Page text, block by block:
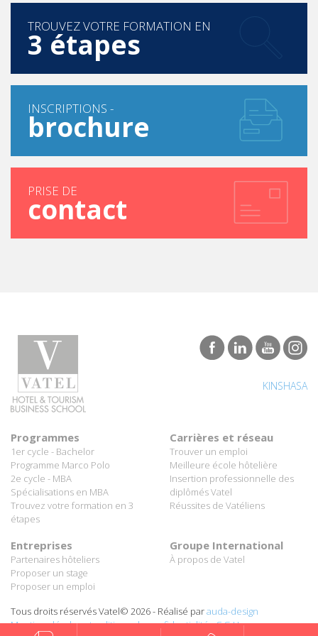
TROUVEZ VOTRE FORMATION EN
3 étapes
INSCRIPTIONS -
brochure
PRISE DE
contact
KINSHASA
Programmes
1er cycle - Bachelor
Programme Marco Polo
2e cycle - MBA
Spécialisations en MBA
Trouvez votre formation en 3
étapes
Carrières et réseau
Trouver un emploi
Meilleure école hôtelière
Insertion professionnelle des
diplômés Vatel
Réussites de Vatéliens
Entreprises
Partenaires hôteliers
Proposer un stage
Proposer un emploi
Groupe International
À propos de Vatel
Tous droits réservés Vatel© 2026 - Réalisé parauda-design
Mentions légales et politique de confidentialité-C.G.U.